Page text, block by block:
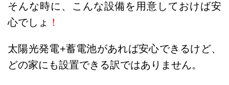
そんな時に、こんな設備を用意しておけば安
心でしょ ！
太陽光発電+蓄電池があれば安心できるけど、
どの家にも設置できる訳ではありません。